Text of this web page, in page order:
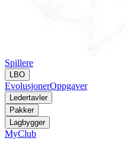
Spillere
LBO
EvolusjonerOppgaver
Ledertavler
Pakker
Lagbygger
MyClub